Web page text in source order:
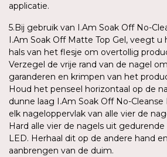
applicatie.
5.Bij gebruik van I.Am Soak Off No-
I.Am Soak Off Matte Top Gel, veegt u
hals van het flesje om overtollig
Verzegel de vrije rand van de nagel
garanderen en krimpen van het
Houd het penseel horizontaal op de
dunne laag I.Am Soak Off No-Cleanse
elk nageloppervlak van alle vier de
Hard alle vier de nagels uit gedurende
LED. Herhaal dit op de andere hand
aanbrengen van de duim.